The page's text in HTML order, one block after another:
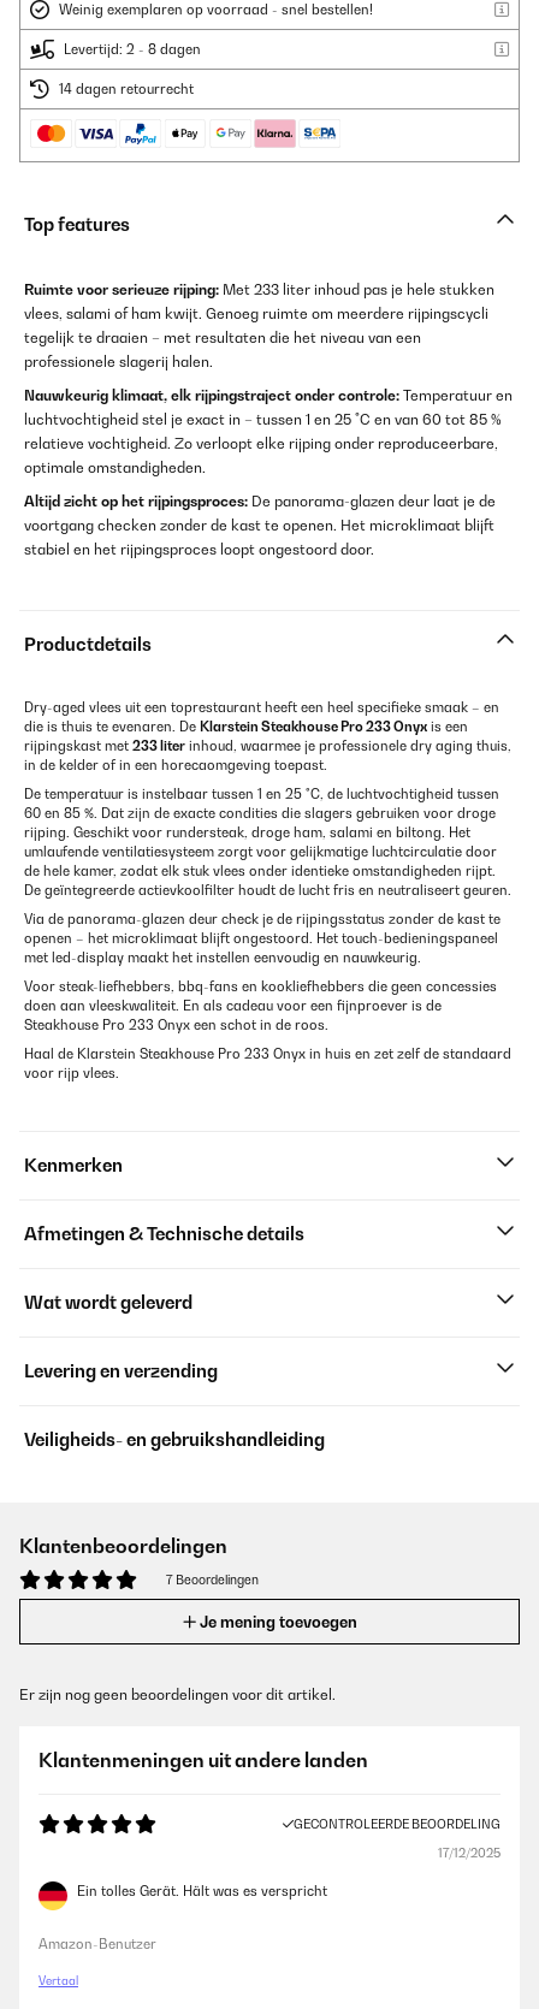
Weinig exemplaren op voorraad - snel bestellen!
Levertijd: 2 - 8 dagen
14 dagen retourrecht
Top features
Ruimte voor serieuze rijping: Met 233 liter inhoud pas je hele stukken
vlees, salami of ham kwijt. Genoeg ruimte om meerdere rijpingscycli
tegelijk te draaien – met resultaten die het niveau van een
professionele slagerij halen.
Nauwkeurig klimaat, elk rijpingstraject onder controle: Temperatuur en
luchtvochtigheid stel je exact in – tussen 1 en 25 °C en van 60 tot 85 %
relatieve vochtigheid. Zo verloopt elke rijping onder reproduceerbare,
optimale omstandigheden.
Altijd zicht op het rijpingsproces: De panorama-glazen deur laat je de
voortgang checken zonder de kast te openen. Het microklimaat blijft
stabiel en het rijpingsproces loopt ongestoord door.
Productdetails
Dry-aged vlees uit een toprestaurant heeft een heel specifieke smaak – en
die is thuis te evenaren. De Klarstein Steakhouse Pro 233 Onyx is een
rijpingskast met 233 liter inhoud, waarmee je professionele dry aging thuis,
in de kelder of in een horecaomgeving toepast.
De temperatuur is instelbaar tussen 1 en 25 °C, de luchtvochtigheid tussen
60 en 85 %. Dat zijn de exacte condities die slagers gebruiken voor droge
rijping. Geschikt voor rundersteak, droge ham, salami en biltong. Het
umlaufende ventilatiesysteem zorgt voor gelijkmatige luchtcirculatie door
de hele kamer, zodat elk stuk vlees onder identieke omstandigheden rijpt.
De geïntegreerde actievkoolfilter houdt de lucht fris en neutraliseert geuren.
Via de panorama-glazen deur check je de rijpingsstatus zonder de kast te
openen – het microklimaat blijft ongestoord. Het touch-bedieningspaneel
met led-display maakt het instellen eenvoudig en nauwkeurig.
Voor steak-liefhebbers, bbq-fans en kookliefhebbers die geen concessies
doen aan vleeskwaliteit. En als cadeau voor een fijnproever is de
Steakhouse Pro 233 Onyx een schot in de roos.
Haal de Klarstein Steakhouse Pro 233 Onyx in huis en zet zelf de standaard
voor rijp vlees.
Kenmerken
Afmetingen & Technische details
Wat wordt geleverd
Levering en verzending
Veiligheids- en gebruikshandleiding
Klantenbeoordelingen
7 Beoordelingen
Je mening toevoegen
Er zijn nog geen beoordelingen voor dit artikel.
Klantenmeningen uit andere landen
GECONTROLEERDE BEOORDELING
17/12/2025
Ein tolles Gerät. Hält was es verspricht
Amazon-Benutzer
Vertaal